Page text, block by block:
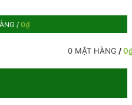
/ 0₫
0 MẶT HÀNG /0